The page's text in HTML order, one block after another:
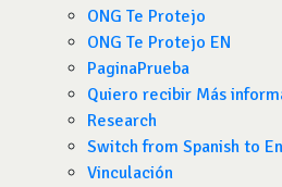
ONG Te Protejo
ONG Te Protejo EN
PaginaPrueba
Quiero recibir Más
Research
Switch from Spanish to
Vinculación